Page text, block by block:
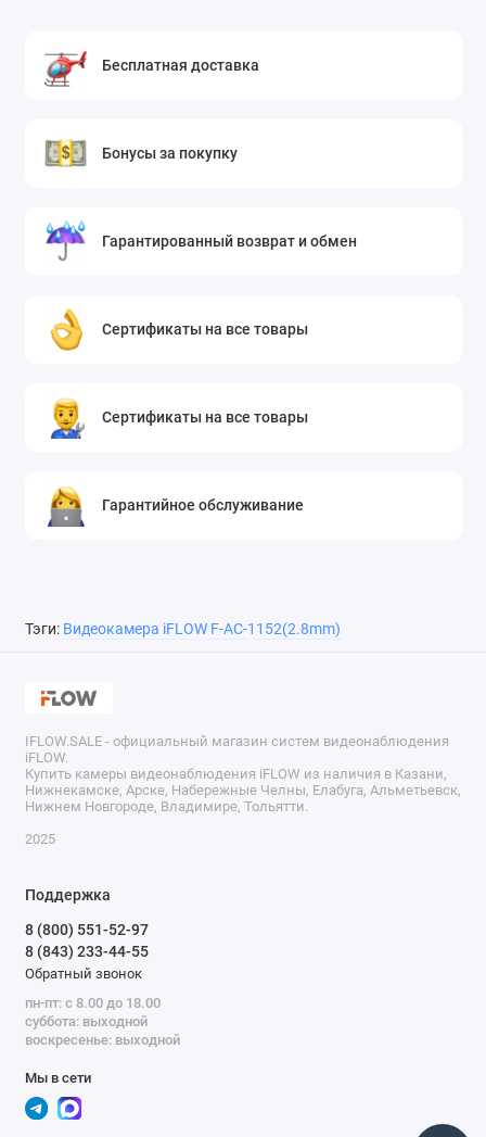
Бесплатная доставка
Бонусы за покупку
Гарантированный возврат и обмен
Сертификаты на все товары
Сертификаты на все товары
Гарантийное обслуживание
Тэги: Видеокамера iFLOW F-AC-1152(2.8mm)
IFLOW.SALE - официальный магазин систем видеонаблюдения
iFLOW.
Купить камеры видеонаблюдения iFLOW из наличия в Казани,
Нижнекамске, Арске, Набережные Челны, Елабуга, Альметьевск,
Нижнем Новгороде, Владимире, Тольятти.
2025
Поддержка
8 (800) 551-52-97
8 (843) 233-44-55
Обратный звонок
пн-пт: с 8.00 до 18.00
суббота: выходной
воскресенье: выходной
Мы в сети